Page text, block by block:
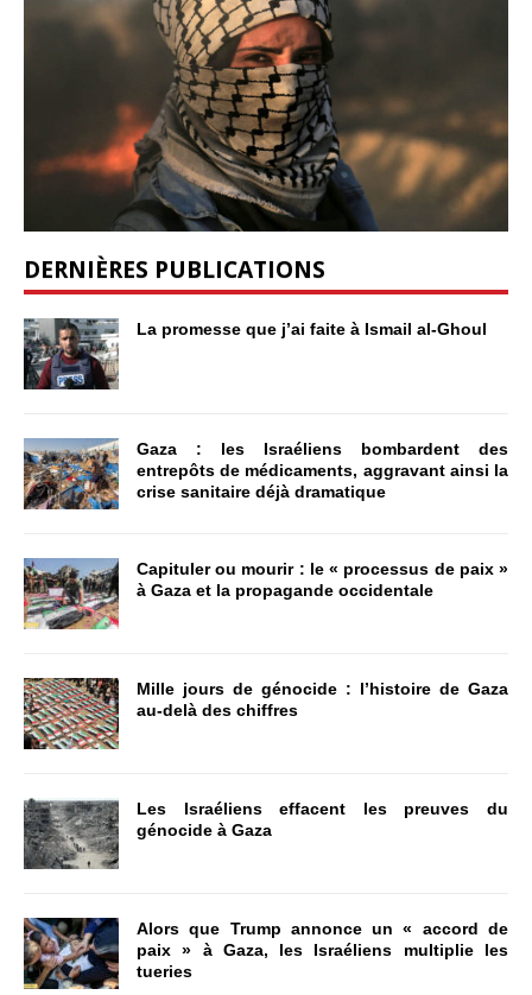
DERNIÈRES PUBLICATIONS
La promesse que j’ai faite à Ismail al-Ghoul
Gaza : les Israéliens bombardent des
entrepôts de médicaments, aggravant ainsi la
crise sanitaire déjà dramatique
Capituler ou mourir : le « processus de paix »
à Gaza et la propagande occidentale
Mille jours de génocide : l’histoire de Gaza
au-delà des chiffres
Les Israéliens effacent les preuves du
génocide à Gaza
Alors que Trump annonce un « accord de
paix » à Gaza, les Israéliens multiplie les
tueries